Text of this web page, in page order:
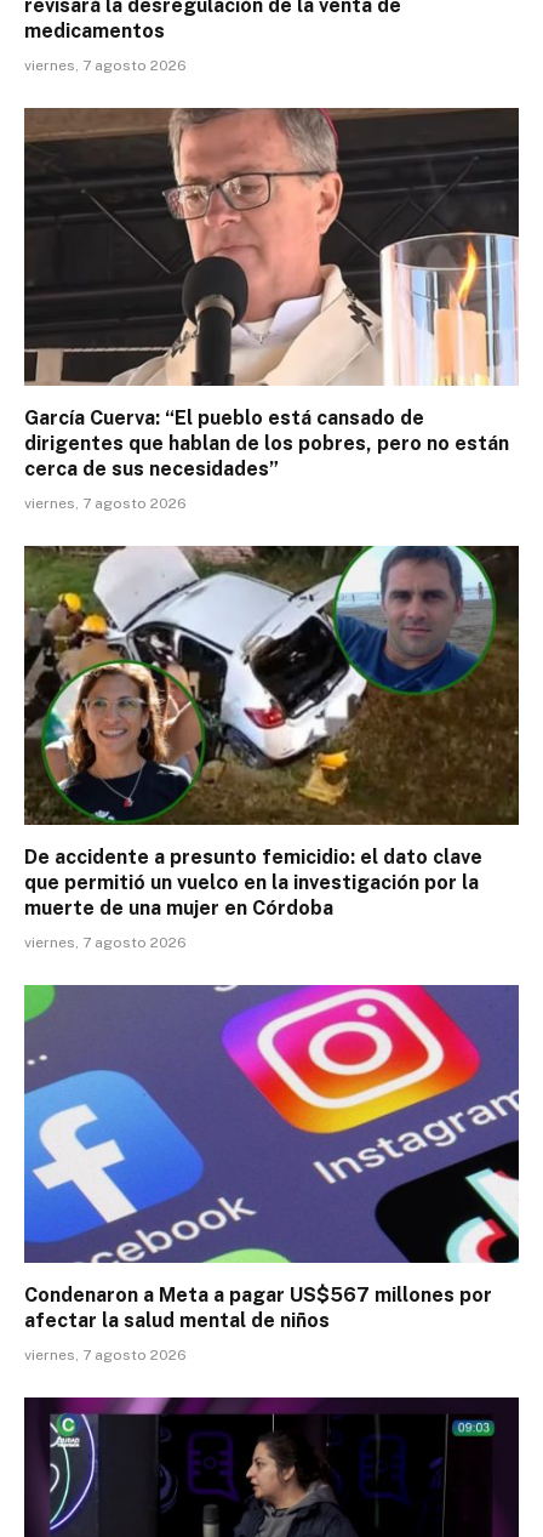
revisará la desregulación de la venta de
medicamentos
viernes, 7 agosto 2026
García Cuerva: “El pueblo está cansado de
dirigentes que hablan de los pobres, pero no están
cerca de sus necesidades”
viernes, 7 agosto 2026
De accidente a presunto femicidio: el dato clave
que permitió un vuelco en la investigación por la
muerte de una mujer en Córdoba
viernes, 7 agosto 2026
Condenaron a Meta a pagar US$567 millones por
afectar la salud mental de niños
viernes, 7 agosto 2026